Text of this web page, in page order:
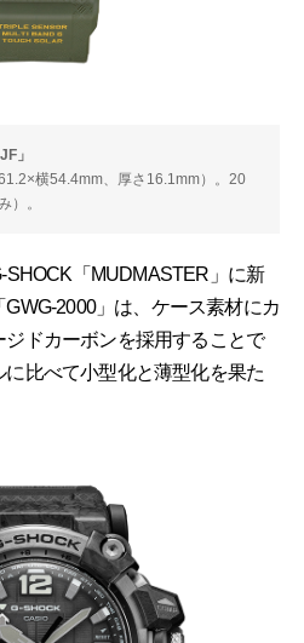
」
横54.4mm、厚さ16.1mm）。20
）。
「MUDMASTER」に新
2000」は、ケース素材にカ
ドカーボンを採用することで
比べて小型化と薄型化を果た